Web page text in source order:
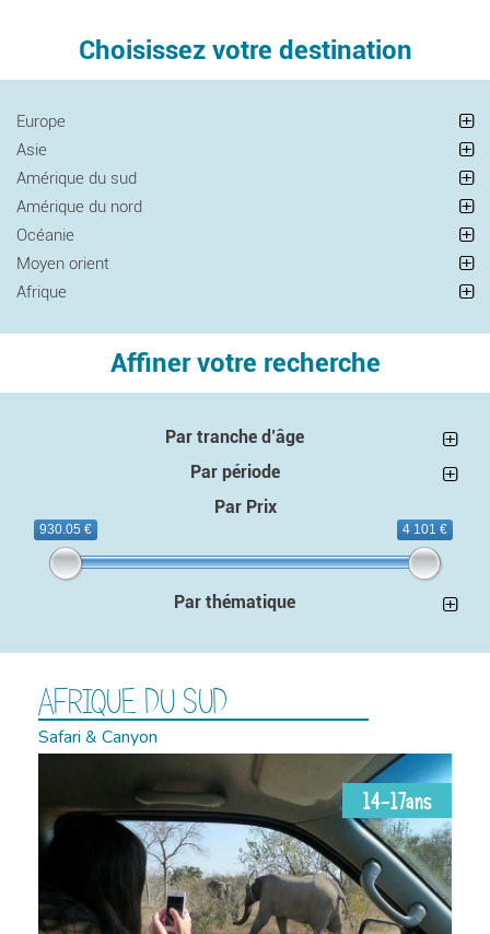
Choisissez votre destination
Europe
Asie
Amérique du sud
Amérique du nord
Océanie
Moyen orient
Afrique
Affiner votre recherche
Par tranche d’âge
Par période
Par Prix
930.05 € 4 101 €
Par thématique
AFRIQUE DU SUD
Safari & Canyon
14-17ans